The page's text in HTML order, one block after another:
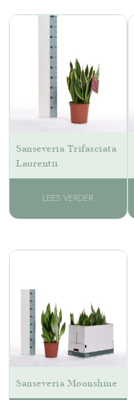
Sanseveria Trifasciata
Laurentii
LEES VERDER
Sanseveria Moonshine